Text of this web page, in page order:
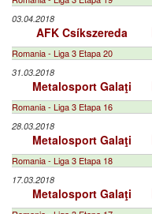
03.04.2018
AFK Csíkszereda
Romania - Liga 3 Etapa 20
31.03.2018
Metalosport Galaţi
Romania - Liga 3 Etapa 16
28.03.2018
Metalosport Galaţi
Romania - Liga 3 Etapa 18
17.03.2018
Metalosport Galaţi